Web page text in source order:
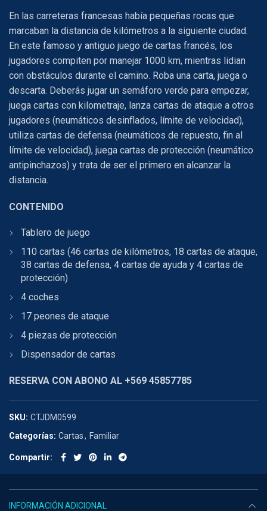
En las carreteras francesas había pequeñas rocas que
marcaban la distancia de kilómetros a la siguiente ciudad.
En este famoso y antiguo juego de cartas francés, los
jugadores compiten por manejar 1000 km, mientras lidian
con obstáculos durante el camino. Roba una carta, juega o
descarta. Deberás jugar un semáforo verde para empezar,
juega cartas con kilometraje, lanza cartas de ataque a otros
jugadores (neumáticos desinflados, límite de velocidad),
utiliza cartas de defensa (neumáticos de repuesto, fin al
límite de velocidad), juega cartas de protección (neumático
antipinchazos) y trata de ser el primero en alcanzar la
distancia.
CONTENIDO
Tablero de juego
110 cartas (46 cartas de kilómetros, 18 cartas de ataque,
38 cartas de defensa, 4 cartas de ayuda y 4 cartas de
protección)
4 coches
17 peones de ataque
4 piezas de protección
Dispensador de cartas
RESERVA CON ABONO AL +569 45857785
SKU: CTJDM0599
Categorías: Cartas, Familiar
Compartir
INFORMACIÓN ADICIONAL